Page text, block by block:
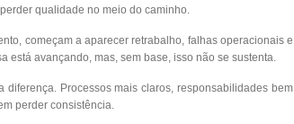
qualidade no meio do caminho.
começam a aparecer retrabalho, falhas operacionais e
está avançando, mas, sem base, isso não se sustenta.
diferença. Processos mais claros, responsabilidades bem
perder consistência.